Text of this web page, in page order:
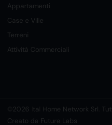
Appartamenti
Case e Ville
Terreni
Attività Commerciali
©2026 Ital Home Network Srl.
Creato da Future Labs